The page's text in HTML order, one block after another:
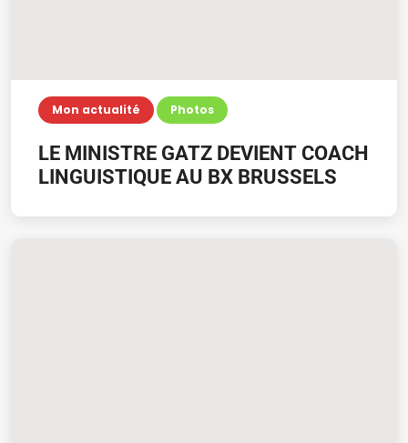
Mon actualité Photos
LE MINISTRE GATZ DEVIENT COACH
LINGUISTIQUE AU BX BRUSSELS